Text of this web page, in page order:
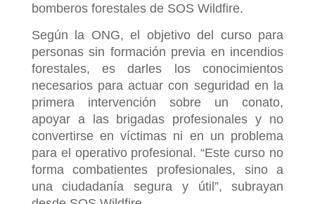
bomberos forestales de SOS Wildfire.
Según la ONG, el objetivo del curso para
personas sin formación previa en incendios
forestales, es darles los conocimientos
necesarios para actuar con seguridad en la
primera intervención sobre un conato,
apoyar a las brigadas profesionales y no
convertirse en víctimas ni en un problema
para el operativo profesional. “Este curso no
forma combatientes profesionales, sino a
una ciudadanía segura y útil”, subrayan